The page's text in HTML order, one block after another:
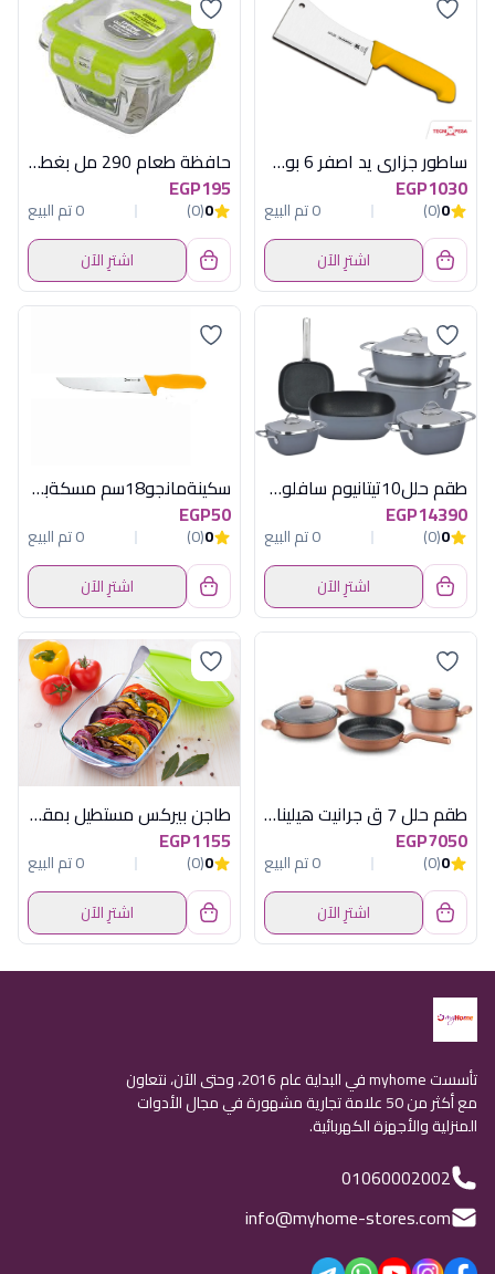
ساطور جزارى يد اصفر 6 بوصة
EGP1030
0
(0)
0 تم البيع
اشترِ الآن
حافظة طعام 290 مل بغطاء اخضر ستروماكس
EGP195
0
(0)
0 تم البيع
اشترِ الآن
طقم حلل10تيتانيوم سافلون مربع رمادى ستيل
EGP14390
0
(0)
0 تم البيع
اشترِ الآن
سكينةمانجو18سم مسكةبلاستيك برتقالى بايسك
EGP50
0
(0)
0 تم البيع
اشترِ الآن
طقم حلل 7 ق جرانيت هيلينا كوركماز
EGP7050
0
(0)
0 تم البيع
اشترِ الآن
طاجن بيركس مستطيل بمقابض مع غطاء - 28 سم
EGP1155
0
(0)
0 تم البيع
اشترِ الآن
تأسست myhome في البداية عام 2016، وحتى الآن، نتعاون
مع أكثر من 50 علامة تجارية مشهورة في مجال الأدوات
المنزلية والأجهزة الكهربائية.
01060002002
info@myhome-stores.com